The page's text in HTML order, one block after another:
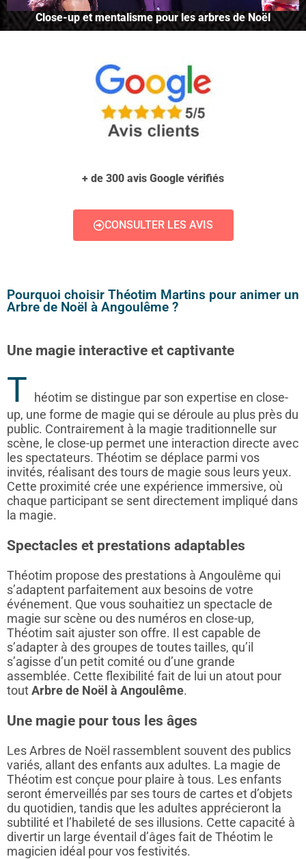
Close-up et mentalisme pour les arbres de Noël
+ de 300 avis Google vérifiés
CONSULTER LES AVIS
Pourquoi choisir Théotim Martins pour animer un
Arbre de Noël à Angoulême ?
Une magie interactive et captivante
T héotim se distingue par son expertise en close-
up, une forme de magie qui se déroule au plus près du
public. Contrairement à la magie traditionnelle sur
scène, le close-up permet une interaction directe avec
les spectateurs. Théotim se déplace parmi vos
invités, réalisant des tours de magie sous leurs yeux.
Cette proximité crée une expérience immersive, où
chaque participant se sent directement impliqué dans
la magie.
Spectacles et prestations adaptables
Théotim propose des prestations à Angoulême qui
s’adaptent parfaitement aux besoins de votre
événement. Que vous souhaitiez un spectacle de
magie sur scène ou des numéros en close-up,
Théotim sait ajuster son offre. Il est capable de
s’adapter à des groupes de toutes tailles, qu’il
s’agisse d’un petit comité ou d’une grande
assemblée. Cette flexibilité fait de lui un atout pour
toutArbre de Noël à Angoulême.
Une magie pour tous les âges
Les Arbres de Noël rassemblent souvent des publics
variés, allant des enfants aux adultes. La magie de
Théotim est conçue pour plaire à tous. Les enfants
seront émerveillés par ses tours de cartes et d’objets
du quotidien, tandis que les adultes apprécieront la
subtilité et l’habileté de ses illusions. Cette capacité à
divertir un large éventail d’âges fait de Théotim le
magicien idéal pour vos festivités.